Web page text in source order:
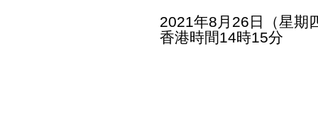
2021年8月26日（星期
香港時間14時15分